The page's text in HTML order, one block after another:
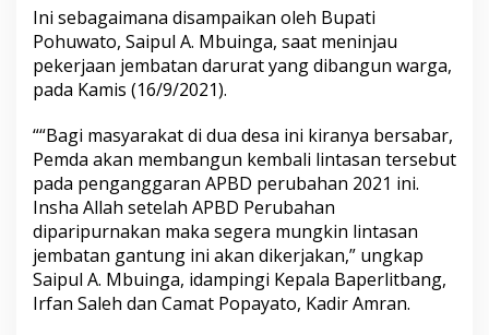
Ini sebagaimana disampaikan oleh Bupati
Pohuwato, Saipul A. Mbuinga, saat meninjau
pekerjaan jembatan darurat yang dibangun warga,
pada Kamis (16/9/2021).
““Bagi masyarakat di dua desa ini kiranya bersabar,
Pemda akan membangun kembali lintasan tersebut
pada penganggaran APBD perubahan 2021 ini.
Insha Allah setelah APBD Perubahan
diparipurnakan maka segera mungkin lintasan
jembatan gantung ini akan dikerjakan,” ungkap
Saipul A. Mbuinga, idampingi Kepala Baperlitbang,
Irfan Saleh dan Camat Popayato, Kadir Amran.